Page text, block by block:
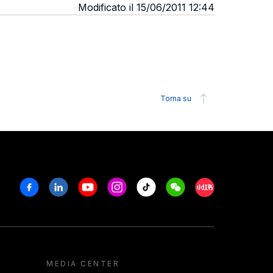
Modificato il 15/06/2011 12:44
Torna su
FacebookLinkedinYoutubeInstagram
Tiktok WeechatXiaohongshu/
MEDIA CENTER